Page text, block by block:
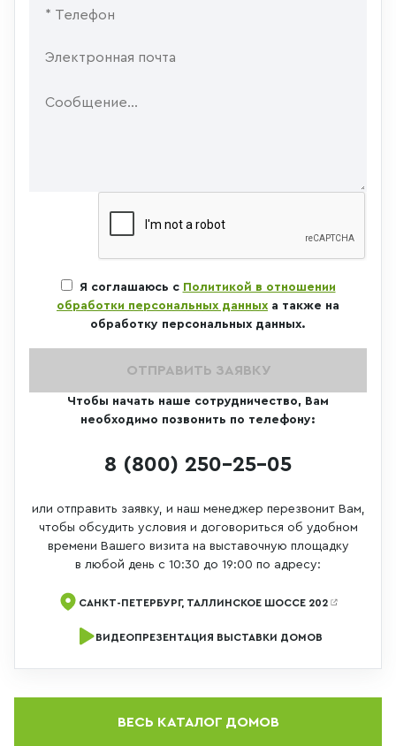
Чтобы начать наше сотрудничество, Вам
необходимо позвонить по телефону:
8 (800) 250-25-05
или отправить заявку, и наш менеджер перезвонит Вам,
чтобы обсудить условия и договориться об удобном
времени Вашего визита на выставочную площадку
в любой день с 10:30 до 19:00 по адресу:
САНКТ-ПЕТЕРБУРГ, ТАЛЛИНСКОЕ ШОССЕ 202
ВИДЕОПРЕЗЕНТАЦИЯ ВЫСТАВКИ ДОМОВ
Я соглашаюсь с Политикой в отношении
обработки персональных данных а также на
обработку персональных данных.
ОТПРАВИТЬ ЗАЯВКУ
ВЕСЬ КАТАЛОГ ДОМОВ